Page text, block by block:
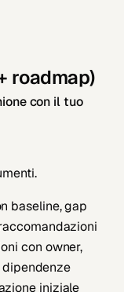
roadmap)
con il tuo
baseline, gap
con owner,
iniziale